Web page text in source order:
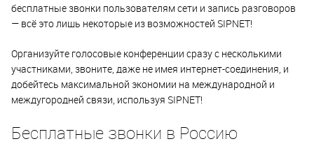
бесплатные звонки пользователям сети и запись разговоров
— всё это лишь некоторые из возможностей SIPNET!
Организуйте голосовые конференции сразу с несколькими
участниками, звоните, даже не имея интернет-соединения, и
добейтесь максимальной экономии на международной и
междугородней связи, используя SIPNET!
Бесплатные звонки в Россию